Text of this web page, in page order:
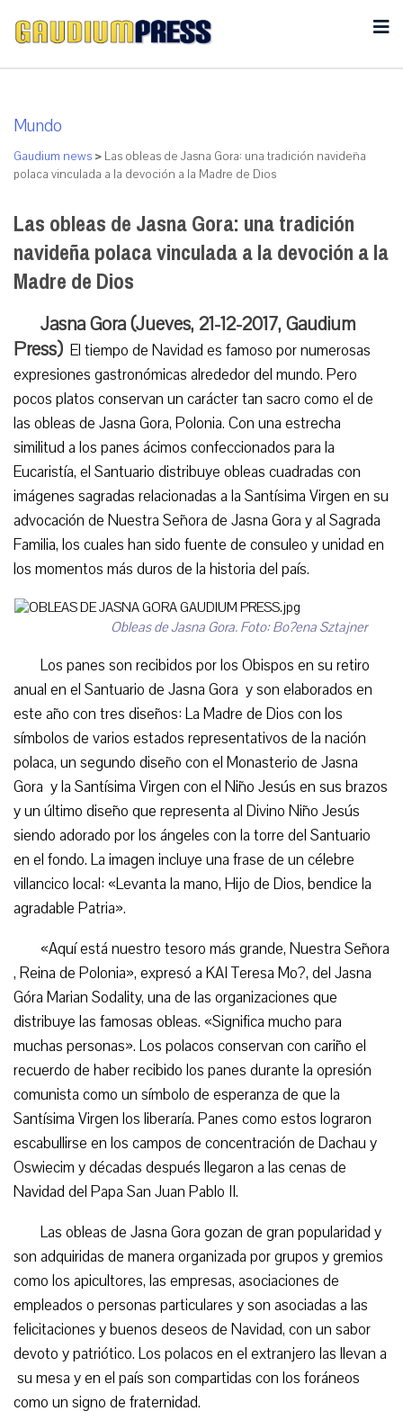
Mundo
Gaudium news > Las obleas de Jasna Gora: una tradición navideña
polaca vinculada a la devoción a la Madre de Dios
Las obleas de Jasna Gora: una tradición
navideña polaca vinculada a la devoción a la
Madre de Dios
Jasna Gora (Jueves, 21-12-2017, Gaudium
Press) El tiempo de Navidad es famoso por numerosas
expresiones gastronómicas alrededor del mundo. Pero
pocos platos conservan un carácter tan sacro como el de
las obleas de Jasna Gora, Polonia. Con una estrecha
similitud a los panes ácimos confeccionados para la
Eucaristía, el Santuario distribuye obleas cuadradas con
imágenes sagradas relacionadas a la Santísima Virgen en su
advocación de Nuestra Señora de Jasna Gora y al Sagrada
Familia, los cuales han sido fuente de consuleo y unidad en
los momentos más duros de la historia del país.
Obleas de Jasna Gora. Foto: Bo?ena Sztajner
Los panes son recibidos por los Obispos en su retiro
anual en el Santuario de Jasna Gora y son elaborados en
este año con tres diseños: La Madre de Dios con los
símbolos de varios estados representativos de la nación
polaca, un segundo diseño con el Monasterio de Jasna
Gora y la Santísima Virgen con el Niño Jesús en sus brazos
y un último diseño que representa al Divino Niño Jesús
siendo adorado por los ángeles con la torre del Santuario
en el fondo. La imagen incluye una frase de un célebre
villancico local: «Levanta la mano, Hijo de Dios, bendice la
agradable Patria».
«Aquí está nuestro tesoro más grande, Nuestra Señora
, Reina de Polonia», expresó a KAI Teresa Mo?, del Jasna
Góra Marian Sodality, una de las organizaciones que
distribuye las famosas obleas. «Significa mucho para
muchas personas». Los polacos conservan con cariño el
recuerdo de haber recibido los panes durante la opresión
comunista como un símbolo de esperanza de que la
Santísima Virgen los liberaría. Panes como estos lograron
escabullirse en los campos de concentración de Dachau y
Oswiecim y décadas después llegaron a las cenas de
Navidad del Papa San Juan Pablo II.
Las obleas de Jasna Gora gozan de gran popularidad y
son adquiridas de manera organizada por grupos y gremios
como los apicultores, las empresas, asociaciones de
empleados o personas particulares y son asociadas a las
felicitaciones y buenos deseos de Navidad, con un sabor
devoto y patriótico. Los polacos en el extranjero las llevan a
su mesa y en el país son compartidas con los foráneos
como un signo de fraternidad.